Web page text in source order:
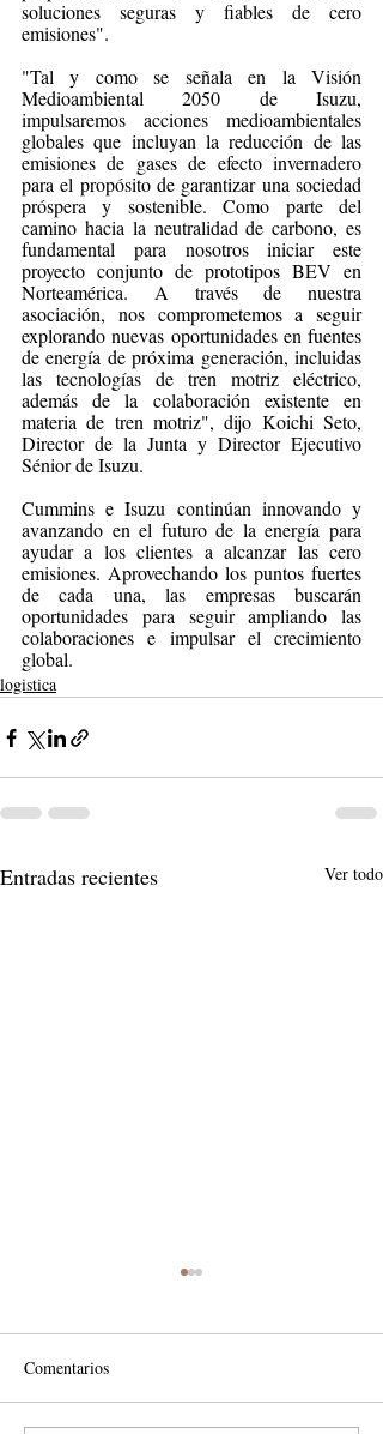
soluciones seguras y fiables de cero
emisiones".
"Tal y como se señala en la Visión
Medioambiental 2050 de Isuzu,
impulsaremos acciones medioambientales
globales que incluyan la reducción de las
emisiones de gases de efecto invernadero
para el propósito de garantizar una sociedad
próspera y sostenible. Como parte del
camino hacia la neutralidad de carbono, es
fundamental para nosotros iniciar este
proyecto conjunto de prototipos BEV en
Norteamérica. A través de nuestra
asociación, nos comprometemos a seguir
explorando nuevas oportunidades en fuentes
de energía de próxima generación, incluidas
las tecnologías de tren motriz eléctrico,
además de la colaboración existente en
materia de tren motriz", dijo Koichi Seto,
Director de la Junta y Director Ejecutivo
Sénior de Isuzu.
Cummins e Isuzu continúan innovando y
avanzando en el futuro de la energía para
ayudar a los clientes a alcanzar las cero
emisiones. Aprovechando los puntos fuertes
de cada una, las empresas buscarán
oportunidades para seguir ampliando las
colaboraciones e impulsar el crecimiento
global.
logistica
Entradas recientes Ver todo
Comentarios